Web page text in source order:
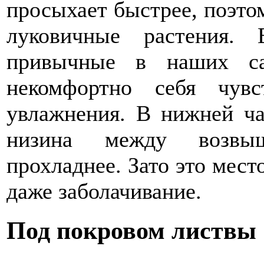
просыхает быстрее,
луковичные
привычные в наших
некомфортно себя
увлажнения. В нижней
низина между
прохладнее. Зато это
даже заболачивание.
Под покровом листвы